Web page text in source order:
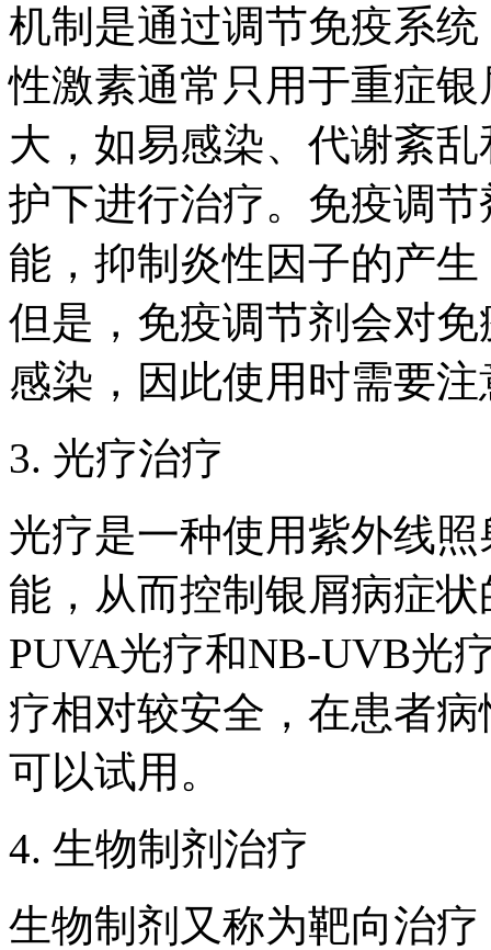
机制是通过调节免疫系
性激素通常只用于重症
大，如易感染、代谢紊
护下进行治疗。免疫调
能，抑制炎性因子的产
但是，免疫调节剂会对
感染，因此使用时需要
3. 光疗治疗
光疗是一种使用紫外线
能，从而控制银屑病症
PUVA光疗和NB-UVB光
疗相对较安全，在患者
可以试用。
4. 生物制剂治疗
生物制剂又称为靶向治